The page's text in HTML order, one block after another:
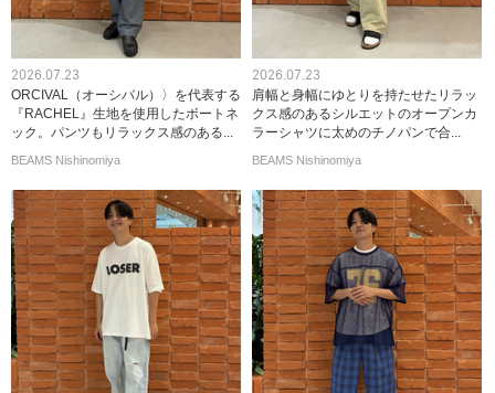
2026.07.23
ORCIVAL（オーシバル）〉を代表する
『RACHEL』生地を使用したボートネ
ック。パンツもリラックス感のある...
BEAMS Nishinomiya
2026.07.23
肩幅と身幅にゆとりを持たせたリラッ
クス感のあるシルエットのオープンカ
ラーシャツに太めのチノパンで合...
BEAMS Nishinomiya